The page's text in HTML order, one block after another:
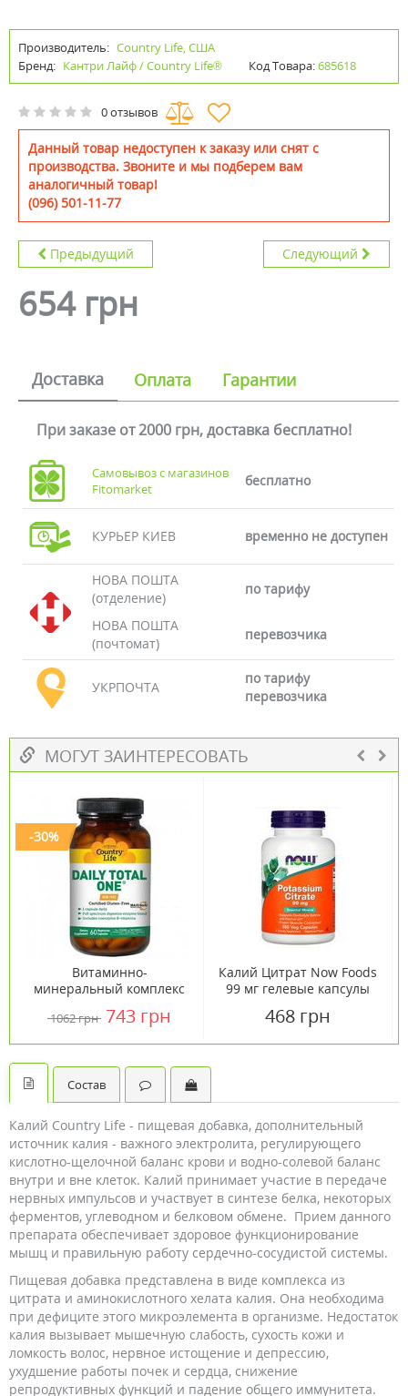
Производитель: Country Life, США
Бренд: Кантри Лайф / Country Life® Код Товара:685618
0 отзывов
Данный товар недоступен к заказу или снят с
производства. Звоните и мы подберем вам
аналогичный товар!
(096) 501-11-77
Предыдущий Следующий
654 грн
Доставка Оплата Гарантии
При заказе от 2000 грн, доставка бесплатно!
Самовывоз с магазинов
Fitomarket
бесплатно
КУРЬЕР КИЕВ временно не доступен
НОВА ПОШТА
(отделение)
по тарифу
НОВА ПОШТА
(почтомат)
перевозчика
УКРПОЧТА
по тарифу
перевозчика
МОГУТ ЗАИНТЕРЕСОВАТЬ
-30%
Витаминно-
минеральный комплекс
железа 60 капсул ТМ
1062 грн 743 грн
Калий Цитрат Now Foods
99 мг гелевые капсулы
468 грн
Состав
Калий Country Life - пищевая добавка, дополнительный
источник калия - важного электролита, регулирующего
кислотно-щелочной баланс крови и водно-солевой баланс
внутри и вне клеток. Калий принимает участие в передаче
нервных импульсов и участвует в синтезе белка, некоторых
ферментов, углеводном и белковом обмене. Прием данного
препарата обеспечивает здоровое функционирование
мышц и правильную работу сердечно-сосудистой системы.
Пищевая добавка представлена в виде комплекса из
цитрата и аминокислотного хелата калия. Она необходима
при дефиците этого микроэлемента в организме. Недостаток
калия вызывает мышечную слабость, сухость кожи и
ломкость волос, нервное истощение и депрессию,
ухудшение работы почек и сердца, снижение
репродуктивных функций и падение общего иммунитета.